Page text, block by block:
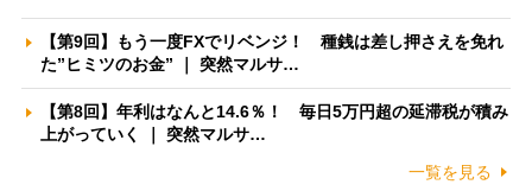
【第9回】もう一度FXでリベンジ！ 種銭は差し押さえを免れ
た”ヒミツのお金” ｜ 突然マルサ…
【第8回】年利はなんと14.6％！ 毎日5万円超の延滞税が積み
上がっていく ｜ 突然マルサ…
一覧を見る